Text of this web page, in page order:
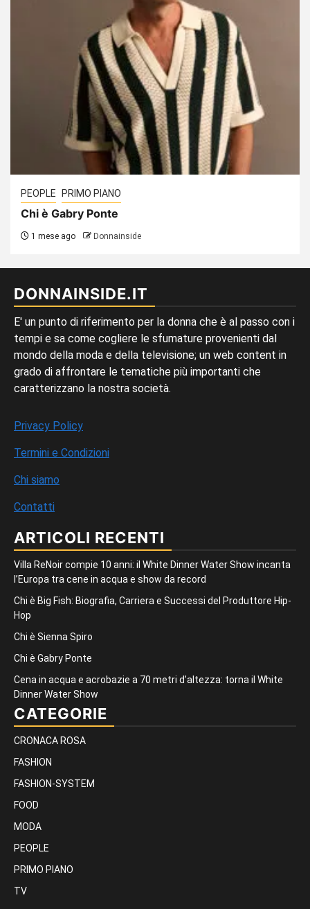
PEOPLE PRIMO PIANO
Chi è Gabry Ponte
1 mese ago Donnainside
DONNAINSIDE.IT
E' un punto di riferimento per la donna che è al passo con i
tempi e sa come cogliere le sfumature provenienti dal
mondo della moda e della televisione; un web content in
grado di affrontare le tematiche più importanti che
caratterizzano la nostra società.
Privacy Policy
Termini e Condizioni
Chi siamo
Contatti
ARTICOLI RECENTI
Villa ReNoir compie 10 anni: il White Dinner Water Show incanta
l’Europa tra cene in acqua e show da record
Chi è Big Fish: Biografia, Carriera e Successi del Produttore Hip-
Hop
Chi è Sienna Spiro
Chi è Gabry Ponte
Cena in acqua e acrobazie a 70 metri d’altezza: torna il White
Dinner Water Show
CATEGORIE
CRONACA ROSA
FASHION
FASHION-SYSTEM
FOOD
MODA
PEOPLE
PRIMO PIANO
TV